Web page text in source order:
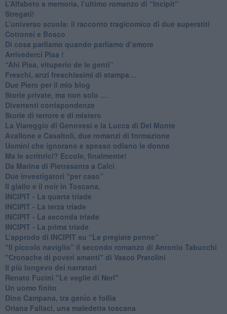
​L’Alfabeto a memoria, l’ultimo romanzo di “Incipit"
​Stregati!
L’universo scuola: il racconto tragicomico di due superstiti
Cotronei e Bosco
Di cosa parliamo quando parliamo d’amore
Arrivederci Pisa !
​“Ahi Pisa, vituperio de le genti”
Freschi, anzi freschissimi di stampa…
​Due Piero per il mio blog
​Storie private, ma non solo …
Divertenti corrispondenze
Storie di terrore e di mistero
La Viareggio di Genovesi e la Lucca di Del Monte
Avallone e Casaltoli, due romanzi di formazione
​Uomini che ignorano e spesso odiano le donne
Ma le scrittrici? Eccole, finalmente!
Da Marina di Pietrasanta a Calci
​Due investigatori “per caso”
​Il giallo e il noir in Toscana.
INCIPIT - La quarta triade
INCIPIT - La terza triade
INCIPIT - La seconda triade
INCIPIT - La prima triade
L’approdo di INCIPIT su “Le pregiate penne”
​"Il piccolo naviglio" il secondo romanzo di Antonio Tabucchi
​"Cronache di poveri amanti" di Vasco Pratolini
​Il più longevo dei narratori
Renato Fucini "Le veglie di Neri"
Un uomo finito
​Dino Campana, tra genio e follia
​Oriana Fallaci, una maledetta toscana